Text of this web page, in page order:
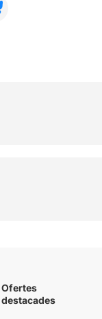
Ofertes
destacades